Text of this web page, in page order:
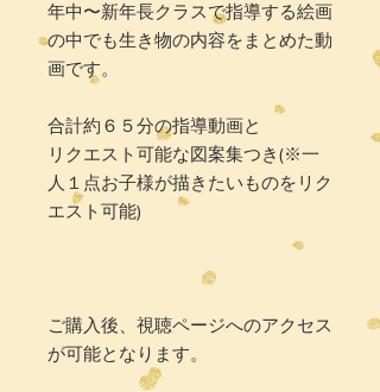
年中〜新年長クラスで指導する絵画
の中でも生き物の内容をまとめた動
画です。
合計約６５分の指導動画と
リクエスト可能な図案集つき(※一
人１点お子様が描きたいものをリク
エスト可能)
ご購入後、視聴ページへのアクセス
が可能となります。